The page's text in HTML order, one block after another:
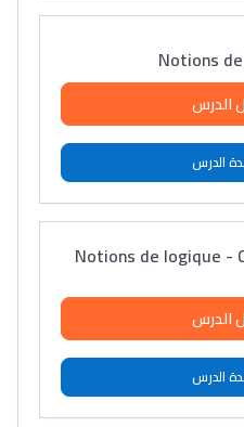
Notions
الدرس
الدرس
Notions de logique -
الدرس
الدرس